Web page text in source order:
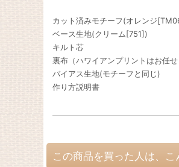
カット済みモチーフ(オレンジ
ベース生地(クリーム[751])
キルト芯
裏布（ハワイアンプリントはお任せ
バイアス生地(モチーフと同じ)
作り方説明書
この商品を買った人は、